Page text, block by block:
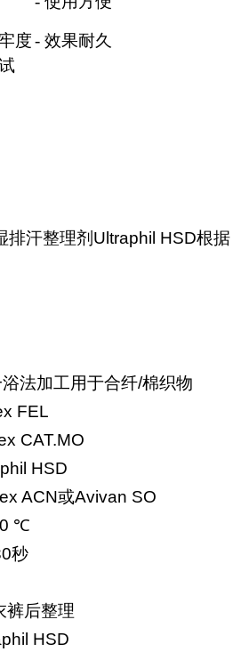
度- 效果耐久
排汗整理剂Ultraphil HSD根据
法加工用于合纤/棉织物
FEL
HSD
ACN或Avivan SO
℃
秒
裤后整理
HSD